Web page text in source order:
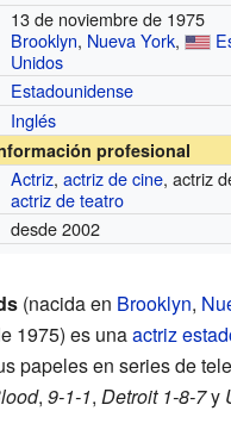
13 de noviembre de 1975
Brooklyn, Nueva York,
Unidos
Estadounidense
Inglés
profesional
Actriz,actriz de cine, actriz
actriz de teatro
desde 2002
(nacida en Brooklyn,
1975) es unaactriz
papeles en series de
, 9-1-1, Detroit 1-8-7y